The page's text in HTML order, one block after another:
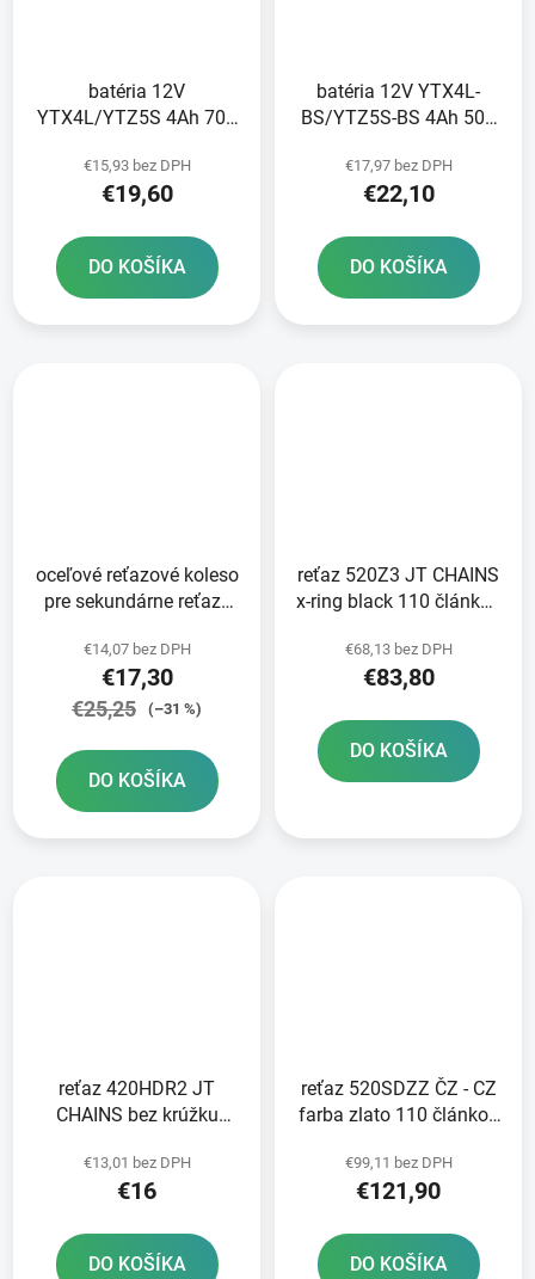
batéria 12V
YTX4L/YTZ5S 4Ah 70A
technológia 113x70x85
A-TECH aktivovaná z
€15,93 bez DPH
€19,60
DO KOŠÍKA
batéria 12V YTX4L-
BS/YTZ5S-BS 4Ah 50A
113x70x85 FULBAT
vrátane balenia
€17,97 bez DPH
€22,10
DO KOŠÍKA
oceľové reťazové koleso
pre sekundárne reťaze
zubov
€14,07 bez DPH
€17,30
€25,25 (–31 %)
DO KOŠÍKA
reťaz 520Z3 JT CHAINS
x-ring black 110 článkov
€68,13 bez DPH
€83,80
DO KOŠÍKA
reťaz 420HDR2 JT
CHAINS bez krúžku
vrátane rozpojovacej
spojky
€13,01 bez DPH
€16
DO KOŠÍKA
reťaz 520SDZZ ČZ - CZ
farba zlato 110 článkov
RIVET
€99,11 bez DPH
€121,90
DO KOŠÍKA